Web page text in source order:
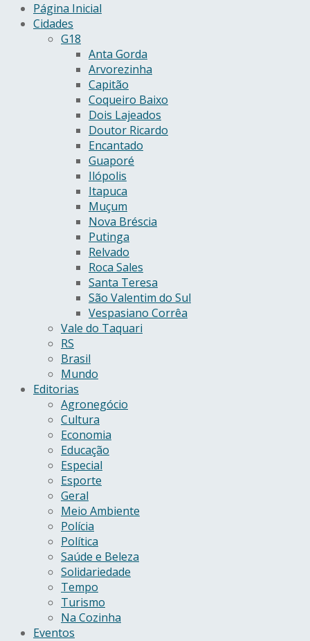
Página Inicial
Cidades
G18
Anta Gorda
Arvorezinha
Capitão
Coqueiro Baixo
Dois Lajeados
Doutor Ricardo
Encantado
Guaporé
Ilópolis
Itapuca
Muçum
Nova Bréscia
Putinga
Relvado
Roca Sales
Santa Teresa
São Valentim do Sul
Vespasiano Corrêa
Vale do Taquari
RS
Brasil
Mundo
Editorias
Agronegócio
Cultura
Economia
Educação
Especial
Esporte
Geral
Meio Ambiente
Polícia
Política
Saúde e Beleza
Solidariedade
Tempo
Turismo
Na Cozinha
Eventos